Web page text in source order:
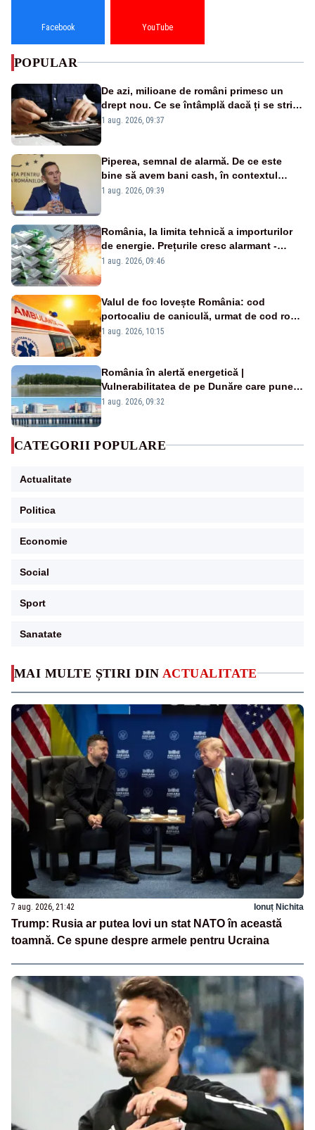
MAI MULTE ȘTIRI DIN ACTUALITATE
7 aug. 2026, 21:42 Ionuț Nichita
Trump: Rusia ar putea lovi un stat NATO în această
toamnă. Ce spune despre armele pentru Ucraina
Facebook YouTube
POPULAR
De azi, milioane de români primesc un
drept nou. Ce se întâmplă dacă ți se strică
un produs
1 aug. 2026, 09:37
Piperea, semnal de alarmă. De ce este
bine să avem bani cash, în contextul
alertei energetice?
1 aug. 2026, 09:39
România, la limita tehnică a importurilor
de energie. Prețurile cresc alarmant -
Analiză Realitatea Plus
1 aug. 2026, 09:46
Valul de foc lovește România: cod
portocaliu de caniculă, urmat de cod roșu
duminică. Temperaturile urcă spre 40°C
1 aug. 2026, 10:15
România în alertă energetică |
Vulnerabilitatea de pe Dunăre care pune
în pericol Centrala Cernavodă era
1 aug. 2026, 09:32
CATEGORII POPULARE
Actualitate
Politica
Economie
Social
Sport
Sanatate